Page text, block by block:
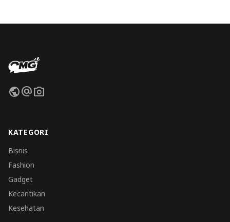
publicalternate_emailphoto_camera
KATEGORI
Bisnis
Fashion
Gadget
Kecantikan
Kesehatan